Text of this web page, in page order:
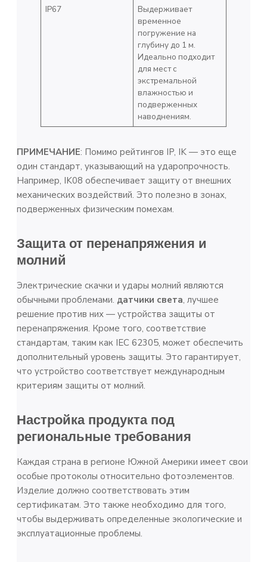
IP67
Выдерживает
временное
погружение на
глубину до 1 м.
Идеально подходит
для мест с
экстремальной
влажностью и
подверженных
наводнениям.
ПРИМЕЧАНИЕ: Помимо рейтингов IP, IK — это еще
один стандарт, указывающий на ударопрочность.
Например, IK08 обеспечивает защиту от внешних
механических воздействий. Это полезно в зонах,
подверженных физическим помехам.
Защита от перенапряжения и
молний
Электрические скачки и удары молний являются
обычными проблемами. датчики света, лучшее
решение против них — устройства защиты от
перенапряжения. Кроме того, соответствие
стандартам, таким как IEC 62305, может обеспечить
дополнительный уровень защиты. Это гарантирует,
что устройство соответствует международным
критериям защиты от молний.
Настройка продукта под
региональные требования
Каждая страна в регионе Южной Америки имеет свои
особые протоколы относительно фотоэлементов.
Изделие должно соответствовать этим
сертификатам. Это также необходимо для того,
чтобы выдерживать определенные экологические и
эксплуатационные проблемы.